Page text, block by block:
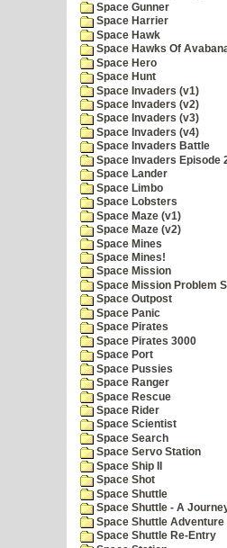
Space Gunner
Space Harrier
Space Hawk
Space Hawks Of
Space Hero
Space Hunt
Space Invaders (v1)
Space Invaders (v2)
Space Invaders (v3)
Space Invaders (v4)
Space Invaders Battle
Space Invaders Episode
Space Lander
Space Limbo
Space Lobsters
Space Maze (v1)
Space Maze (v2)
Space Mines
Space Mines!
Space Mission
Space Mission Problem
Space Outpost
Space Panic
Space Pirates
Space Pirates 3000
Space Port
Space Pussies
Space Ranger
Space Rescue
Space Rider
Space Scientist
Space Search
Space Servo Station
Space Ship II
Space Shot
Space Shuttle
Space Shuttle - A
Space Shuttle Adventure
Space Shuttle Re-Entry